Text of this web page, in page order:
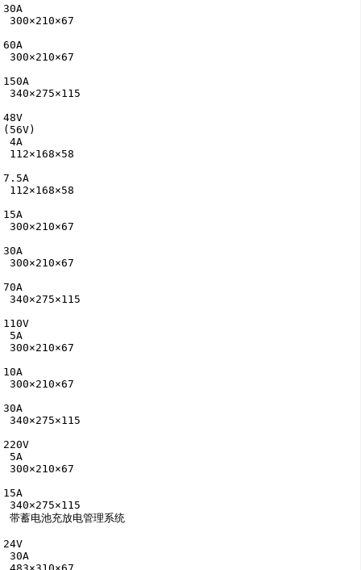
30A
300×210×67
60A
300×210×67
150A
340×275×115
48V
(56V)
4A
7.5A
15A
300×210×67
30A
300×210×67
70A
340×275×115
110V
300×210×67
10A
300×210×67
30A
340×275×115
220V
300×210×67
15A
340×275×115
带蓄电池充放电管理系统
24V
30A